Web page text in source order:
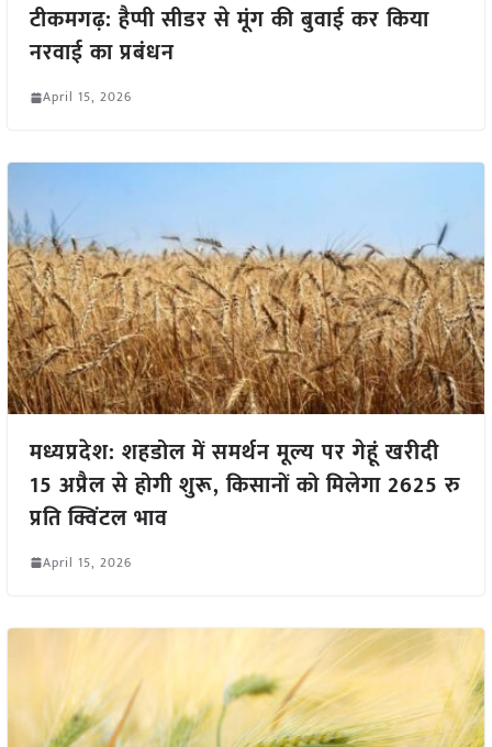
टीकमगढ़: हैप्पी सीडर से मूंग की बुवाई कर किया
नरवाई का प्रबंधन
April 15, 2026
मध्यप्रदेश: शहडोल में समर्थन मूल्य पर गेहूं खरीदी
15 अप्रैल से होगी शुरू, किसानों को मिलेगा 2625 रु
प्रति क्विंटल भाव
April 15, 2026